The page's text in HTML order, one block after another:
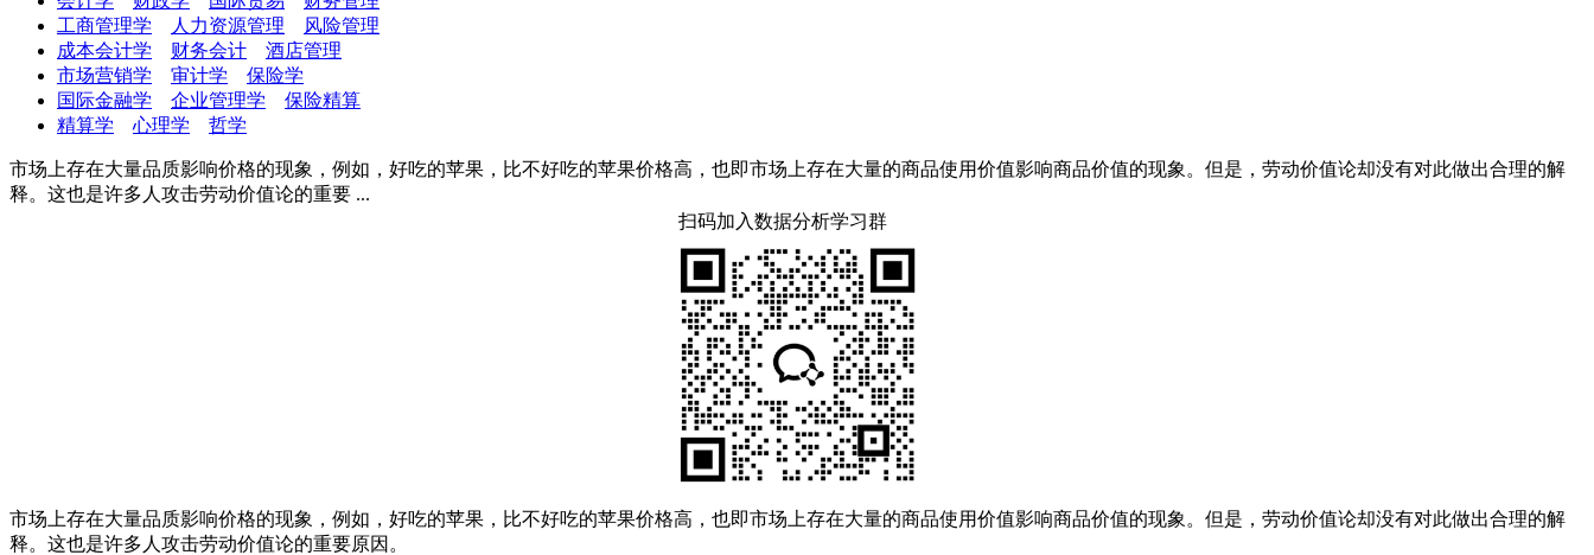
工商管理学
人力资源管理
风险管理
成本会计学
财务会计
酒店管理
市场营销学
审计学
保险学
国际金融学
企业管理学
保险精算
精算学
心理学 哲学
市场上存在大量品质影响价格的现象，例如，好吃的苹果，比不好吃的苹果价格高，也即市场上存在大量的商品使用价值影响商品价值的现象。但是，劳动价值论却没有对此做出合理的解
释。这也是许多人攻击劳动价值论的重要 ...
扫码加入数据分析学习群
市场上存在大量品质影响价格的现象，例如，好吃的苹果，比不好吃的苹果价格高，也即市场上存在大量的商品使用价值影响商品价值的现象。但是，劳动价值论却没有对此做出合理的解
释。这也是许多人攻击劳动价值论的重要原因。